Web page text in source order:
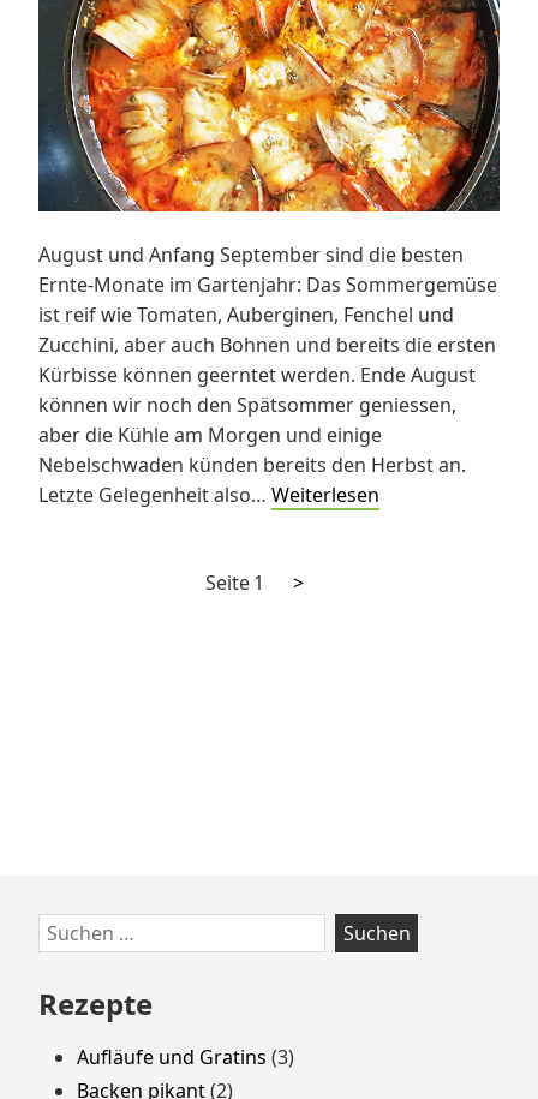
August und Anfang September sind die besten
Ernte-Monate im Gartenjahr: Das Sommergemüse
ist reif wie Tomaten, Auberginen, Fenchel und
Zucchini, aber auch Bohnen und bereits die ersten
Kürbisse können geerntet werden. Ende August
können wir noch den Spätsommer geniessen,
aber die Kühle am Morgen und einige
Nebelschwaden künden bereits den Herbst an.
Letzte Gelegenheit also… Weiterlesen
Seitennummerierung
Seite1
Nächste
>
Zum
Footer
Suchen
nach:
Rezepte
Aufläufe und Gratins (3)
Backen pikant(2)